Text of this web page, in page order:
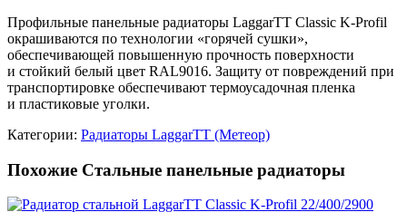
Профильные панельные радиаторы LaggarTT Classic K-Profil
окрашиваются по технологии «горячей сушки»,
обеспечивающей повышенную прочность поверхности
и стойкий белый цвет RAL9016. Защиту от повреждений при
транспортировке обеспечивают термоусадочная пленка
и пластиковые уголки.
Категории: Радиаторы LaggarTT (Метеор)
Похожие Стальные панельные радиаторы